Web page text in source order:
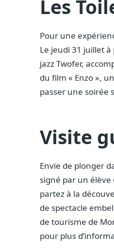
Les
Pour une
Le jeudi 31 juillet
jazz Twofer,
du film « Enzo »,
passer une soirée
Visite
Envie de plonger
signé par un élève
partez à la
de spectacle
de tourisme de
pour plus